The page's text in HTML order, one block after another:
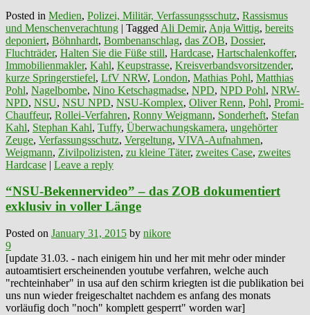
Posted in Medien, Polizei, Militär, Verfassungsschutz, Rassismus
und Menschenverachtung | Tagged Ali Demir, Anja Wittig, bereits
deponiert, Böhnhardt, Bombenanschlag, das ZOB, Dossier,
Fluchträder, Halten Sie die Füße still, Hardcase, Hartschalenkoffer,
Immobilienmakler, Kahl, Keupstrasse, Kreisverbandsvorsitzender,
kurze Springerstiefel, LfV NRW, London, Mathias Pohl, Matthias
Pohl, Nagelbombe, Nino Ketschagmadse, NPD, NPD Pohl, NRW-
NPD, NSU, NSU NPD, NSU-Komplex, Oliver Renn, Pohl, Promi-
Chauffeur, Rollei-Verfahren, Ronny Weigmann, Sonderheft, Stefan
Kahl, Stephan Kahl, Tuffy, Überwachungskamera, ungehörter
Zeuge, Verfassungsschutz, Vergeltung, VIVA-Aufnahmen,
Weigmann, Zivilpolizisten, zu kleine Täter, zweites Case, zweites
Hardcase | Leave a reply
“NSU-Bekennervideo” – das ZOB dokumentiert
exklusiv in voller Länge
Posted on January 31, 2015 by nikore
9
[update 31.03. - nach einigem hin und her mit mehr oder minder
autoamtisiert erscheinenden youtube verfahren, welche auch
"rechteinhaber" in usa auf den schirm kriegten ist die publikation bei
uns nun wieder freigeschaltet nachdem es anfang des monats
vorläufig doch "noch" komplett gesperrt" worden war]